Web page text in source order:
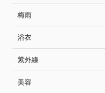
梅雨
浴衣
紫外線
美容